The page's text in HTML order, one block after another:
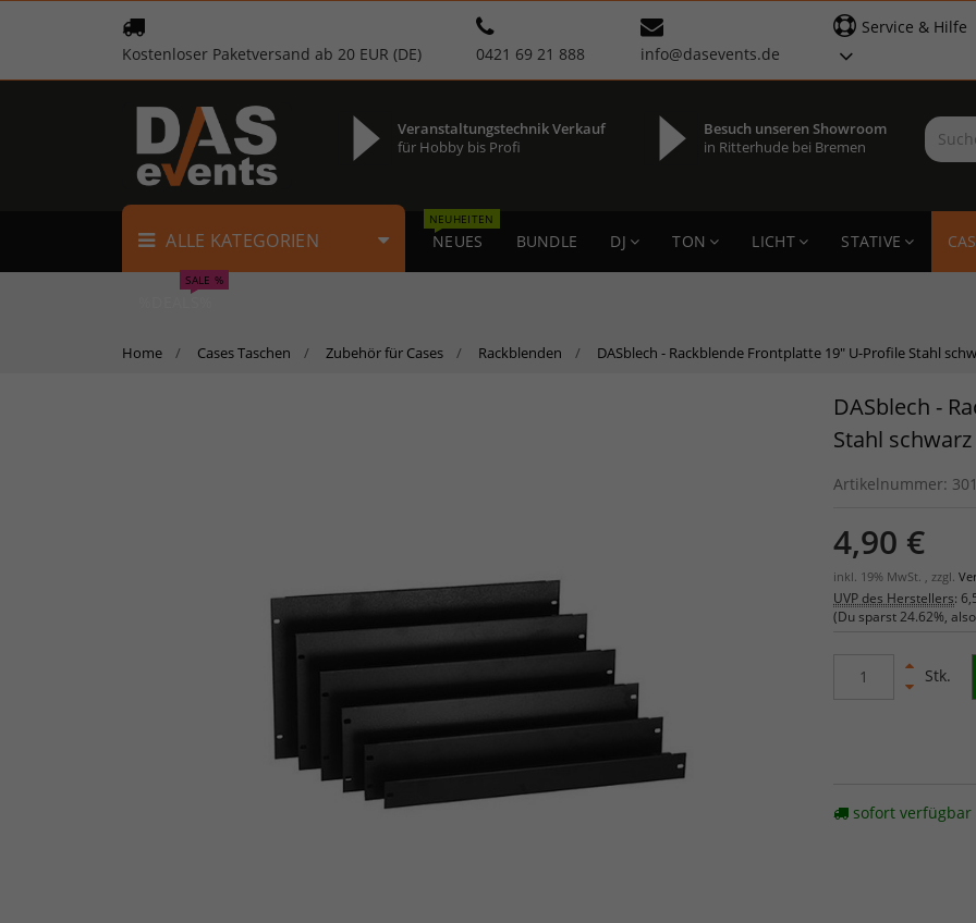
Kostenloser Paketversand ab 20 EUR (DE) 0421 69 21 888 info@dasevents.de
Service & Hilfe
Veranstaltungstechnik Verkauf
für Hobby bis Profi
Besuch unseren Showroom
in Ritterhude bei Bremen
ALLE KATEGORIEN NEUES
NEUHEITEN
BUNDLE DJ TON LICHT STATIVE
SALE %
Home Cases Taschen Zubehör für Cases Rackblenden DASblech - Rackblende Frontplatte 19" U-Profile Stahl
DASblech -
Stahl schwarz
Artikelnummer:
4,90 €
inkl. 19% MwSt. , zzgl.
UVP des Herstellers:
(Du sparst 24.62% ,
Stk.
sofort verfügbar